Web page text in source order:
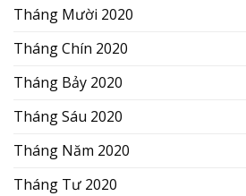
Tháng Mười 2020
Tháng Chín 2020
Tháng Bảy 2020
Tháng Sáu 2020
Tháng Năm 2020
Tháng Tư 2020